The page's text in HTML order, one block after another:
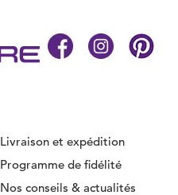
Livraison et expédition
Programme de fidélité
Nos conseils & actualités